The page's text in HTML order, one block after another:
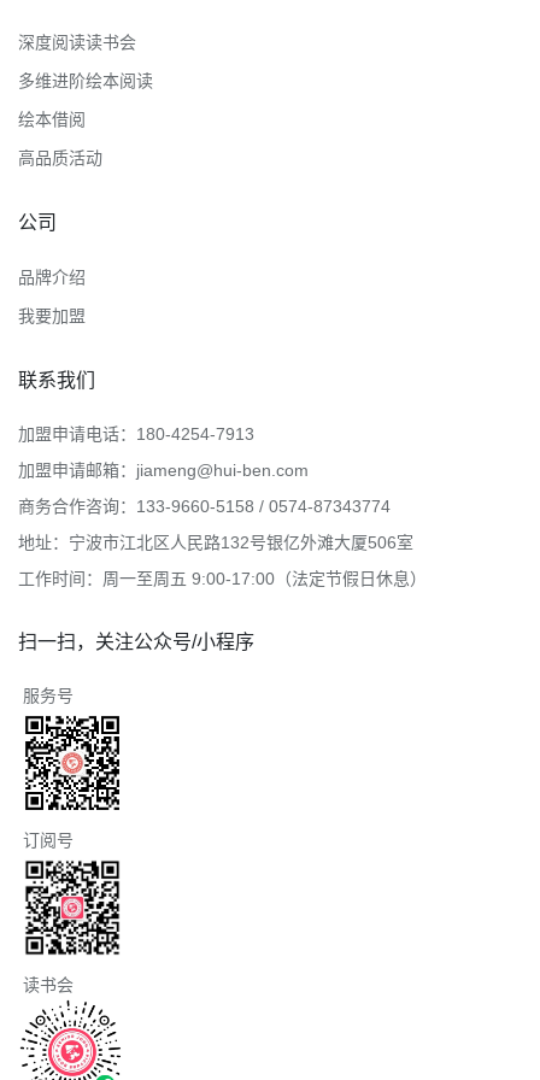
深度阅读读书会
多维进阶绘本阅读
绘本借阅
高品质活动
公司
品牌介绍
我要加盟
联系我们
加盟申请电话：180-4254-7913
加盟申请邮箱：jiameng@hui-ben.com
商务合作咨询：133-9660-5158 / 0574-87343774
地址：宁波市江北区人民路132号银亿外滩大厦506室
工作时间：周一至周五 9:00-17:00（法定节假日休息）
扫一扫，关注公众号/小程序
服务号
订阅号
读书会